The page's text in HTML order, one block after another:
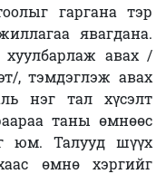
гаргана тэр
явагдана.
хуулбарлаж авах /
, тэмдэглэж авах
нэг тал хүсэлт
таны өмнөөс
юм. Талууд шүүх
өмнө хэргийг